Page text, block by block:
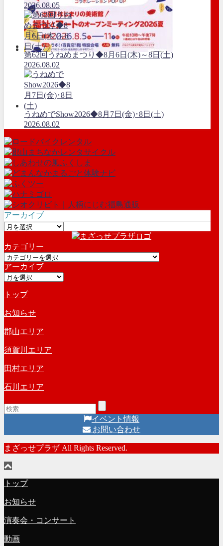
2026.08.05
第62回うねめまつり◆8月6日(木)～8日(土)
2026.08.02
うねめでShow2026◆8月7日(金)･8日(土)
2026.08.02
アーカイブ
ア
カ
イ
ブ
カテゴリー
カ
テ
ゴ
ー
アーカイブ
ア
カ
イ
ブ
トップ
お知らせ
郡山エリア
須賀川エリア
田村エリア
石川エリア
イベント情報
お問い合わせ
まざっせプラザ All Rights Reserved.
トップ
お知らせ
演奏会・コンサート
動画